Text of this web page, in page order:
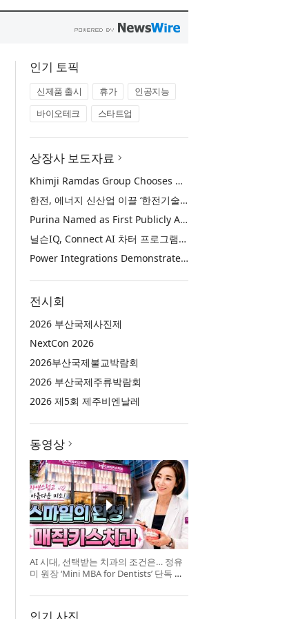
인기 토픽
신제품 출시 휴가
인공지능
바이오테크
스타트업
상장사 보도자료
Khimji Ramdas Group Chooses Rimini Street to Reduce SAP Support Costs, Protect 700+ Customizations and Reinvest Savings in Innovation
한전, 에너지 신산업 이끌 ‘한전기술지주’ 공식 출범
Purina Named as First Publicly Announced NIQ ConnectAI Charter Client
닐슨IQ, Connect AI 차터 프로그램 최초 고객사 ‘퓨리나’ 선정
Power Integrations Demonstrates World’s First 2200 V GaN Technology for Next-Era High-Voltage Power Systems
전시회
2026 부산국제사진제
NextCon 2026
2026부산국제불교박람회
2026 부산국제주류박람회
2026 제5회 제주비엔날레
동영상
AI 시대, 선택받는 치과의 조건은… 정유
미 원장 ‘Mini MBA for Dentists’ 단독 특